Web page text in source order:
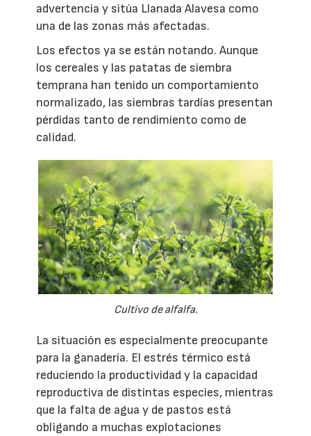
advertencia y sitúa Llanada Alavesa como
una de las zonas más afectadas.
Los efectos ya se están notando. Aunque
los cereales y las patatas de siembra
temprana han tenido un comportamiento
normalizado, las siembras tardías presentan
pérdidas tanto de rendimiento como de
calidad.
Cultivo de alfalfa.
La situación es especialmente preocupante
para la ganadería. El estrés térmico está
reduciendo la productividad y la capacidad
reproductiva de distintas especies, mientras
que la falta de agua y de pastos está
obligando a muchas explotaciones